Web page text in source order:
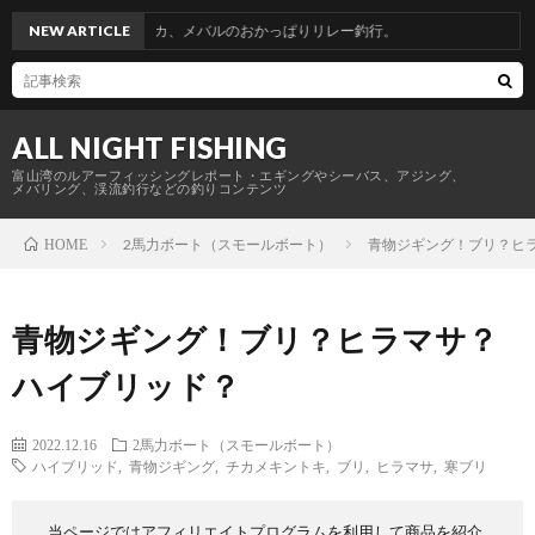
ALL NIGHT FISHING
富山湾のルアーフィッシングレポート・エギングやシーバス、アジング、
メバリング、渓流釣行などの釣りコンテンツ
NEW ARTICLE
リイカ、メバルのおかっぱりリレー釣行。
HOME 2馬力ボート（スモールボート） 青物ジギング！ブリ？ヒ
青物ジギング！ブリ？ヒラマサ？
ハイブリッド？
2022.12.16
2馬力ボート（スモールボート）
ハイブリッド
青物ジギング チカメキントキ ブリ ヒラマサ 寒ブリ